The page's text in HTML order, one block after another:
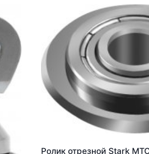
Ролик отрезной Stark